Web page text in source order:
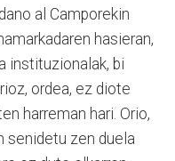
al Camporekin
hasieran,
instituzionalak, bi
ordea, ez diote
harreman hari. Orio,
senidetu zen duela